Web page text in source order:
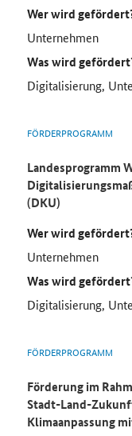
Wer wird
Unternehmen
Was wird
Digitalisierung,
FÖRDERPROGRAMM
Landesprogramm
(DKU)
Wer wird
Unternehmen
Was wird
Digitalisierung,
FÖRDERPROGRAMM
Förderung im
Stadt-Land-
Klimaanpassung